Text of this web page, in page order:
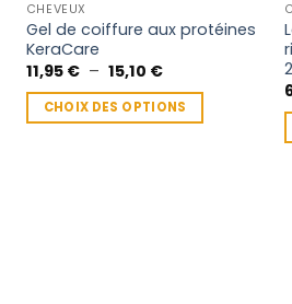
CHEVEUX
Gel de coiffure aux protéines
KeraCare
11,95 € – 15,10 €Plage
prix :
11,95 €
CHOIX DES OPTIONS